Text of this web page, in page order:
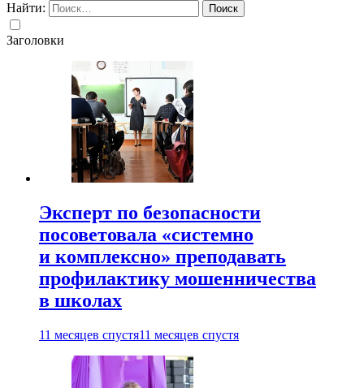
Найти:
Заголовки
Эксперт по безопасности
посоветовала «системно
и комплексно» преподавать
профилактику мошенничества
в школах
11 месяцев спустя11 месяцев спустя